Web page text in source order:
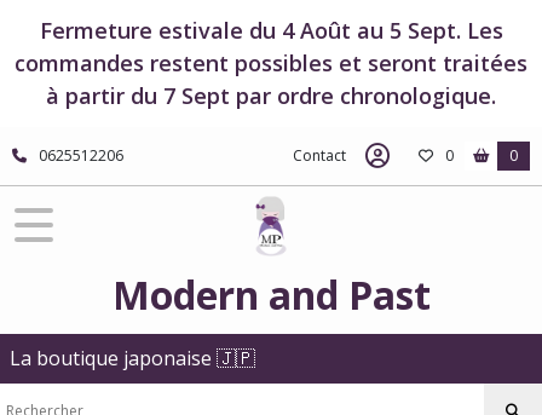
Fermeture estivale du 4 Août au 5 Sept. Les
commandes restent possibles et seront traitées
à partir du 7 Sept par ordre chronologique.
0625512206 Contact 0 0
Modern and Past
La boutique japonaise 🇯🇵